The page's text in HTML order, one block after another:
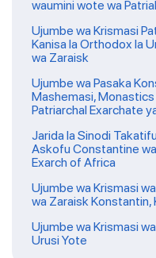
waumini wote wa
Ujumbe wa Krismasi
Kanisa la Orthodox la
wa Zaraisk
Ujumbe wa Pasaka
Mashemasi,
Patriarchal Exarchate
Jarida la Sinodi
Askofu Constantine
Exarch of Africa
Ujumbe wa Krismasi
wa Zaraisk Konstantin,
Ujumbe wa Krismasi
Urusi Yote